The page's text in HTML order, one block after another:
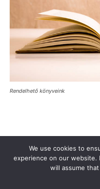
Rendelhető könyveink
Támogasd a Türkinfót!
Impresszum
Adatkezelési
Rólunk
©
We use cookies to
experience on our
will assume